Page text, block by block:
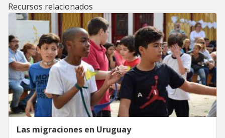
Recursos relacionados
Las migraciones en Uruguay